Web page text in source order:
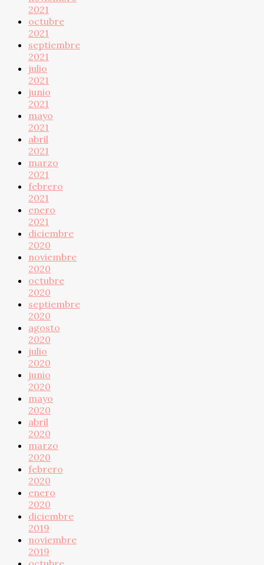
2021
octubre
2021
septiembre
2021
julio
2021
junio
2021
mayo
2021
abril
2021
marzo
2021
febrero
2021
enero
2021
diciembre
2020
noviembre
2020
octubre
2020
septiembre
2020
agosto
2020
julio
2020
junio
2020
mayo
2020
abril
2020
marzo
2020
febrero
2020
enero
2020
diciembre
2019
noviembre
2019